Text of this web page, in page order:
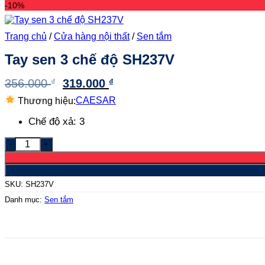
-10%
Trang chủ / Cửa hàng nội thất / Sen tắm
Tay sen 3 chế độ SH237V
356.000₫
Giá
gốc
là:
356.000 ₫.
319.000 ₫
hiện
tại
Thương hiệu:CAESAR
Chế độ xả: 3
Tay sen 3 chế độ SH237V số lượng
SKU: SH237V
Danh mục: Sen tắm